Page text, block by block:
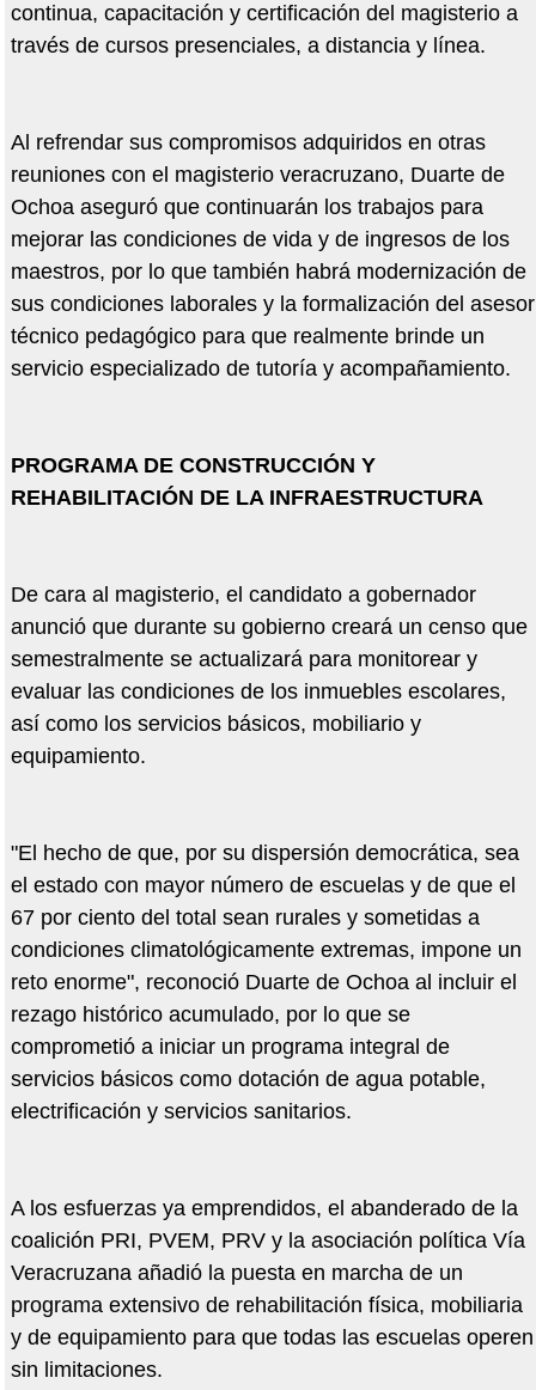
continua, capacitación y certificación del magisterio a
través de cursos presenciales, a distancia y línea.
Al refrendar sus compromisos adquiridos en otras
reuniones con el magisterio veracruzano, Duarte de
Ochoa aseguró que continuarán los trabajos para
mejorar las condiciones de vida y de ingresos de los
maestros, por lo que también habrá modernización de
sus condiciones laborales y la formalización del asesor
técnico pedagógico para que realmente brinde un
servicio especializado de tutoría y acompañamiento.
PROGRAMA DE CONSTRUCCIÓN Y
REHABILITACIÓN DE LA INFRAESTRUCTURA
De cara al magisterio, el candidato a gobernador
anunció que durante su gobierno creará un censo que
semestralmente se actualizará para monitorear y
evaluar las condiciones de los inmuebles escolares,
así como los servicios básicos, mobiliario y
equipamiento.
"El hecho de que, por su dispersión democrática, sea
el estado con mayor número de escuelas y de que el
67 por ciento del total sean rurales y sometidas a
condiciones climatológicamente extremas, impone un
reto enorme", reconoció Duarte de Ochoa al incluir el
rezago histórico acumulado, por lo que se
comprometió a iniciar un programa integral de
servicios básicos como dotación de agua potable,
electrificación y servicios sanitarios.
A los esfuerzas ya emprendidos, el abanderado de la
coalición PRI, PVEM, PRV y la asociación política Vía
Veracruzana añadió la puesta en marcha de un
programa extensivo de rehabilitación física, mobiliaria
y de equipamiento para que todas las escuelas operen
sin limitaciones.